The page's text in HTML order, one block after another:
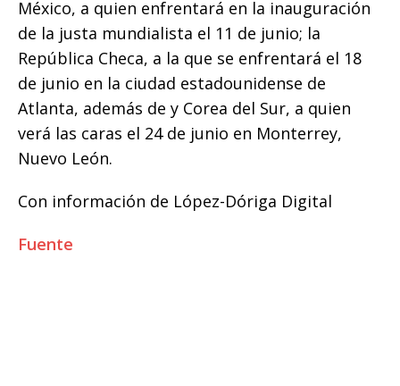
México, a quien enfrentará en la inauguración
de la justa mundialista el 11 de junio; la
República Checa, a la que se enfrentará el 18
de junio en la ciudad estadounidense de
Atlanta, además de y Corea del Sur, a quien
verá las caras el 24 de junio en Monterrey,
Nuevo León.
Con información de López-Dóriga Digital
Fuente